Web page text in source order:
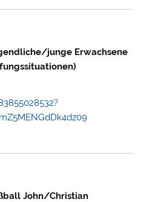
junge Erwachsene
John/Christian